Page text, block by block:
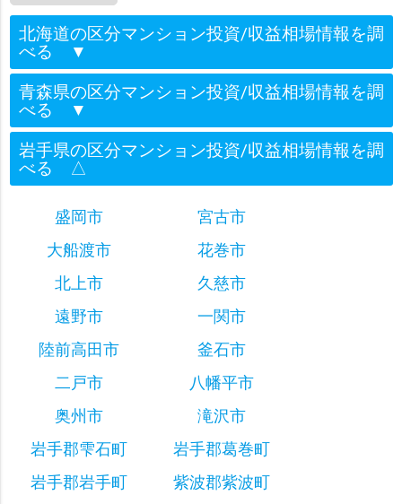
北海道の区分マンション投資/収益相場情報を調
べる ▼
青森県の区分マンション投資/収益相場情報を調
べる ▼
岩手県の区分マンション投資/収益相場情報を調
べる △
盛岡市
宮古市
大船渡市
花巻市
北上市
久慈市
遠野市
一関市
陸前高田市
釜石市
二戸市
八幡平市
奥州市
滝沢市
岩手郡雫石町
岩手郡葛巻町
岩手郡岩手町
紫波郡紫波町